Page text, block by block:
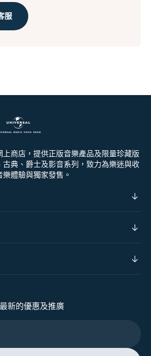
服
商店，提供正版音樂產品及限量珍藏版
典、爵士及影音系列，致力為樂迷與收
體驗與獨家發售。
新的優惠及推廣